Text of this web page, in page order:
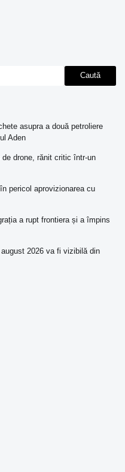
Caută
asupra a două petroliere
Aden
drone, rănit critic într-un
pericol aprovizionarea cu
a rupt frontiera și a împins
2026 va fi vizibilă din